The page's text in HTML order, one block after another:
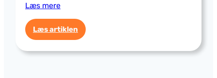
Læs mere
Læs artiklen
Cykelkurv:
Praktisk